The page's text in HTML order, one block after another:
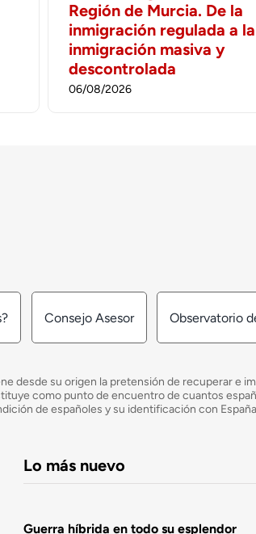
Región de Murcia. De la
inmigración regulada a la
inmigración masiva y
descontrolada
06/08/2026
Consejo Asesor Observatorio
desde su origen la pretensión de recuperar
como punto de encuentro de cuantos
de españoles y su identificación con
Lo más nuevo
Guerra híbrida en todo su esplendor